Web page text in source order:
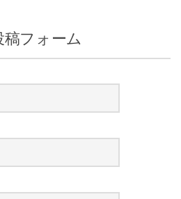
フォーム